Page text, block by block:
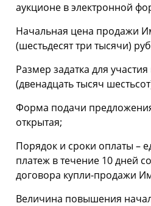
аукционе в электронной
Начальная цена продажи
(шестьдесят три тысячи)
Размер задатка для
(двенадцать тысяч
Форма подачи
открытая;
Порядок и сроки оплаты –
платеж в течение 10 дней
договора купли-продажи
Величина повышения